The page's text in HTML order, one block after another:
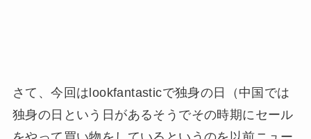
さて、今回はlookfantasticで独身の日（中国では
独身の日という日があるそうでその時期にセール